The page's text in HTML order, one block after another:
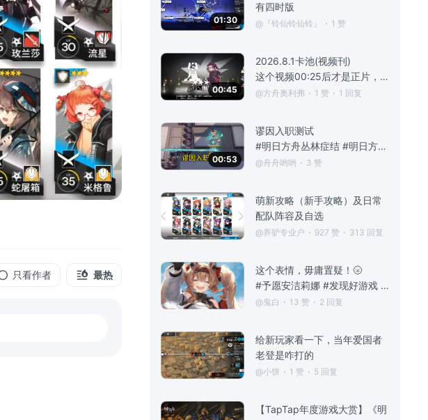
只看作者 最热
01:30
有四时版
@『铃仙铃仙铃』 1 赞
00:45
2026.8.1卡池(视频刊)
这个视频00:25后才是正片，别看一会前面就不看了[表情_微笑][表情_微笑]#明日方舟
@方舟奥利弗 1 赞 1 回复
00:53
谬因入职测试
#明日方舟丛林症结 #明日方舟 #明日方舟攻略 #明日方舟谬因
@舟舟哟哟 3 赞
萌新攻略（新手攻略）及日常
配队阵容及自选
@养驴专业户 927 赞 313 回复
这个表情，毋庸置疑！🌝
#予愿安洁莉娜 #发现好游戏 #明日方舟 #游戏安利 #游戏推荐 #游戏讨论 #直到大地变成一颗酸橙 #安洁莉娜 #曼波
@鬼白 13 赞 2 回复
给新玩家看一下，当年爱国者
老登是咋打的
@小饼 1 赞 5 回复
【TapTap年度游戏大赏】《明